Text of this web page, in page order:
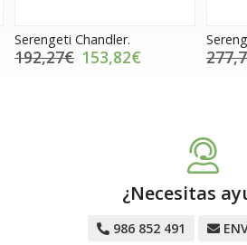
Serengeti Lenwood.
277,73€ 222,18€
¿Necesitas
986 852 491